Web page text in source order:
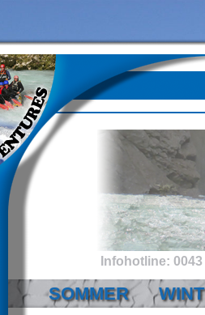
Infohotline: 0043
SOMMER